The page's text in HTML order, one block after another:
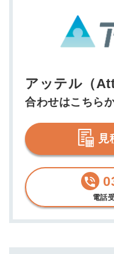
アッテル（
合わせはこちら
見
電話